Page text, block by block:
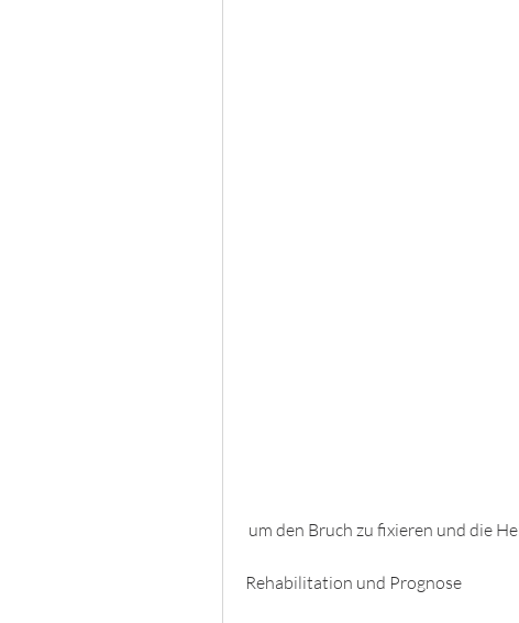
um den Bruch zu fixieren und die
Rehabilitation und Prognose